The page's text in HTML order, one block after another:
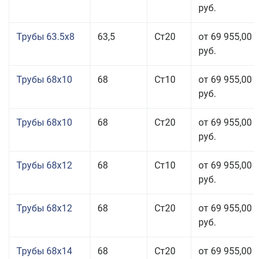
руб.
Трубы 63.5x8 63,5 Ст20
от 69 955,00
руб.
Трубы 68x10 68 Ст10
от 69 955,00
руб.
Трубы 68x10 68 Ст20
от 69 955,00
руб.
Трубы 68x12 68 Ст10
от 69 955,00
руб.
Трубы 68x12 68 Ст20
от 69 955,00
руб.
Трубы 68x14 68 Ст20
от 69 955,00